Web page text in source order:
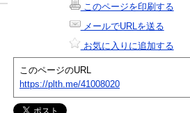
このページを印刷する
メールでURLを送る
お気に入りに追加する
このページのURL
https://plth.me/41008020